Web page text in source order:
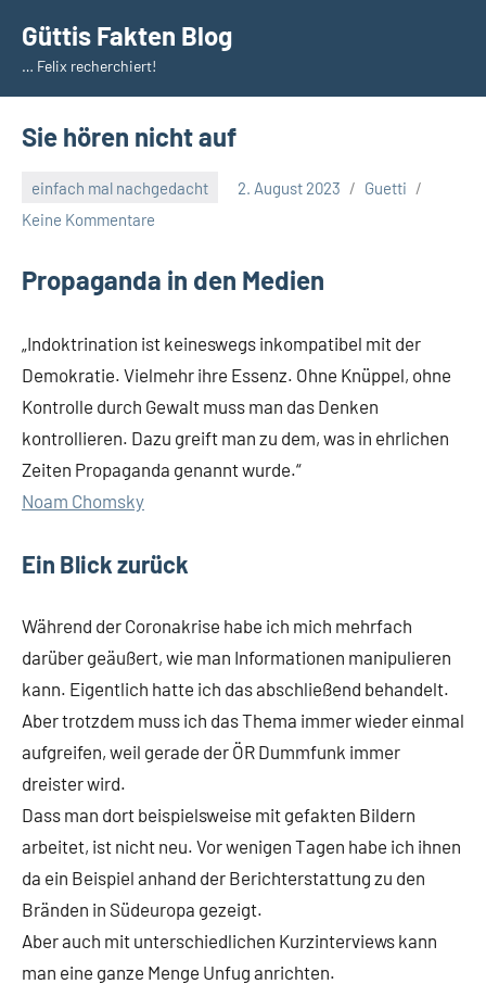
Inhalt
springen
Güttis Fakten Blog
… Felix recherchiert!
Sie hören nicht auf
einfach mal nachgedacht 2. August 2023
Guetti
Keine Kommentare
Propaganda in den Medien
„Indoktrination ist keineswegs inkompatibel mit der
Demokratie. Vielmehr ihre Essenz. Ohne Knüppel, ohne
Kontrolle durch Gewalt muss man das Denken
kontrollieren. Dazu greift man zu dem, was in ehrlichen
Zeiten Propaganda genannt wurde.“
Noam Chomsky
Ein Blick zurück
Während der Coronakrise habe ich mich mehrfach
darüber geäußert, wie man Informationen manipulieren
kann. Eigentlich hatte ich das abschließend behandelt.
Aber trotzdem muss ich das Thema immer wieder einmal
aufgreifen, weil gerade der ÖR Dummfunk immer
dreister wird.
Dass man dort beispielsweise mit gefakten Bildern
arbeitet, ist nicht neu. Vor wenigen Tagen habe ich ihnen
da ein Beispiel anhand der Berichterstattung zu den
Bränden in Südeuropa gezeigt.
Aber auch mit unterschiedlichen Kurzinterviews kann
man eine ganze Menge Unfug anrichten.